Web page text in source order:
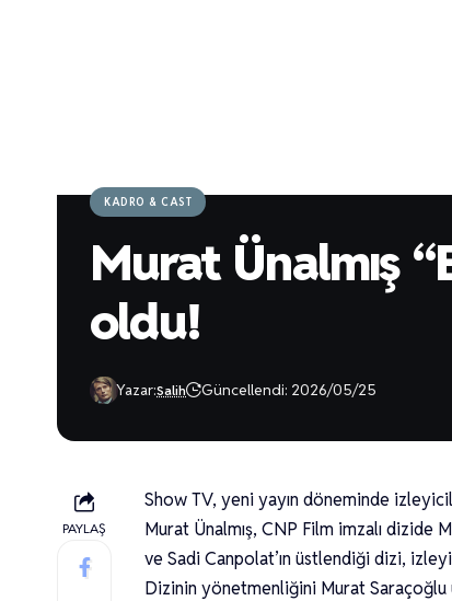
KADRO & CAST
Murat Ünalmış
oldu!
Yazar:Salih Güncellendi: 2026/05/25
PAYLAŞ
Show TV, yeni yayın döneminde
Murat Ünalmış, CNP Film imzalı dizide
ve Sadi Canpolat’ın üstlendiği dizi,
Dizinin yönetmenliğini Murat Saraçoğlu